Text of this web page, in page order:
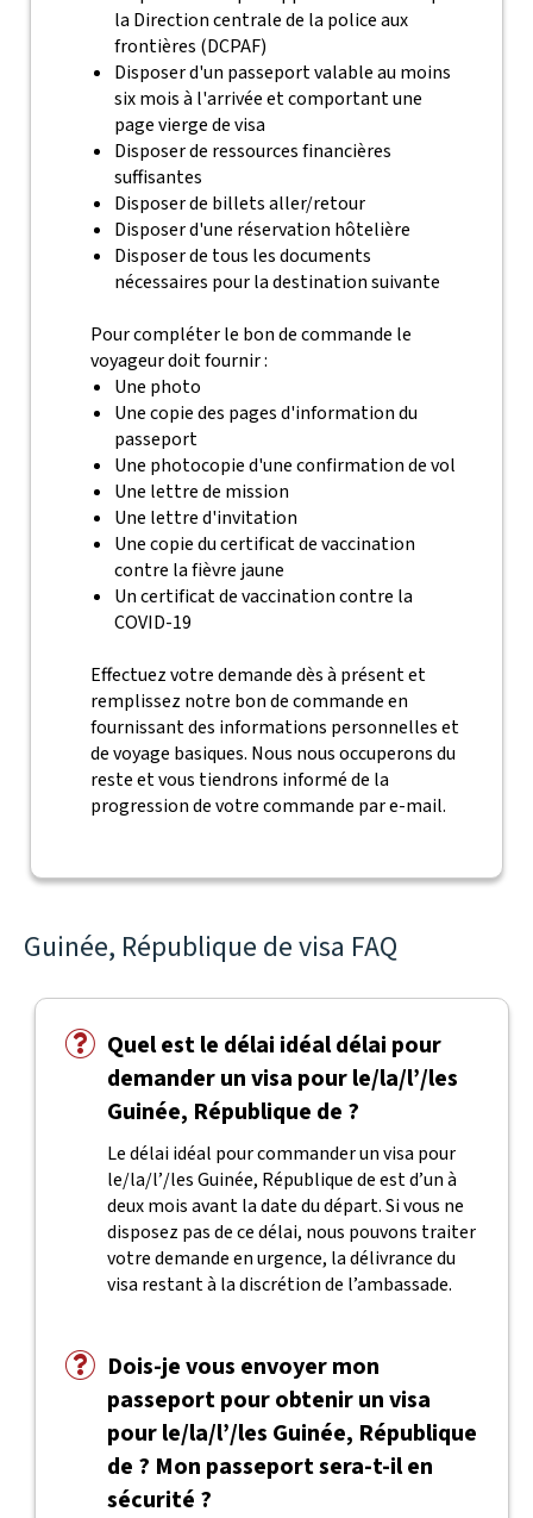
la Direction centrale de la police aux
frontières (DCPAF)
Disposer d'un passeport valable au moins
six mois à l'arrivée et comportant une
page vierge de visa
Disposer de ressources financières
suffisantes
Disposer de billets aller/retour
Disposer d'une réservation hôtelière
Disposer de tous les documents
nécessaires pour la destination suivante
Pour compléter le bon de commande le
voyageur doit fournir :
Une photo
Une copie des pages d'information du
passeport
Une photocopie d'une confirmation de vol
Une lettre de mission
Une lettre d'invitation
Une copie du certificat de vaccination
contre la fièvre jaune
Un certificat de vaccination contre la
COVID-19
Effectuez votre demande dès à présent et
remplissez notre bon de commande en
fournissant des informations personnelles et
de voyage basiques. Nous nous occuperons du
reste et vous tiendrons informé de la
progression de votre commande par e-mail.
Guinée, République de visa FAQ
Quel est le délai idéal délai pour
demander un visa pour le/la/l’/les
Guinée, République de ?
Le délai idéal pour commander un visa pour
le/la/l’/les Guinée, République de est d’un à
deux mois avant la date du départ. Si vous ne
disposez pas de ce délai, nous pouvons traiter
votre demande en urgence, la délivrance du
visa restant à la discrétion de l’ambassade.
Dois-je vous envoyer mon
passeport pour obtenir un visa
pour le/la/l’/les Guinée, République
de ? Mon passeport sera-t-il en
sécurité ?